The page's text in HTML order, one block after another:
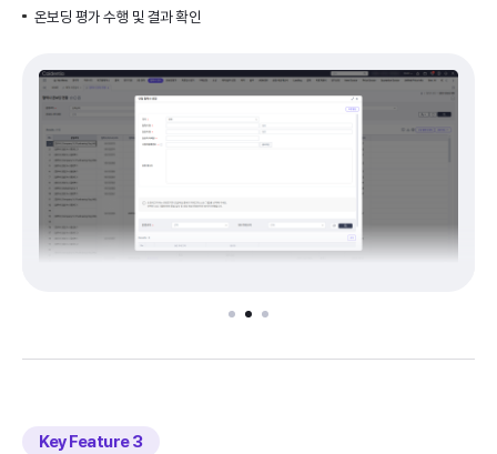
온보딩 평가 수행 및 결과 확인
Key Feature